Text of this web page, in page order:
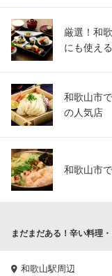
厳選！和
にも使え
和歌山市
の人気店
和歌山市
まだまだある！辛い料理
和歌山駅周辺